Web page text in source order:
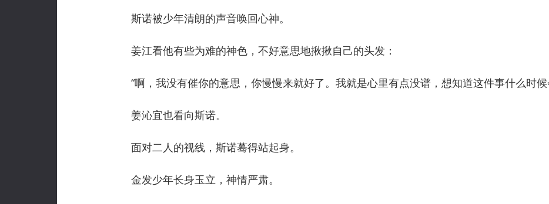
斯诺被少年清朗的声音唤回心神。
姜江看他有些为难的神色，不好意思地揪揪自己的头发：
“啊，我没有催你的意思，你慢慢来就好了。我就是心里有点没谱，想知道这件事什么时候
姜沁宜也看向斯诺。
面对二人的视线，斯诺蓦得站起身。
金发少年长身玉立，神情严肃。